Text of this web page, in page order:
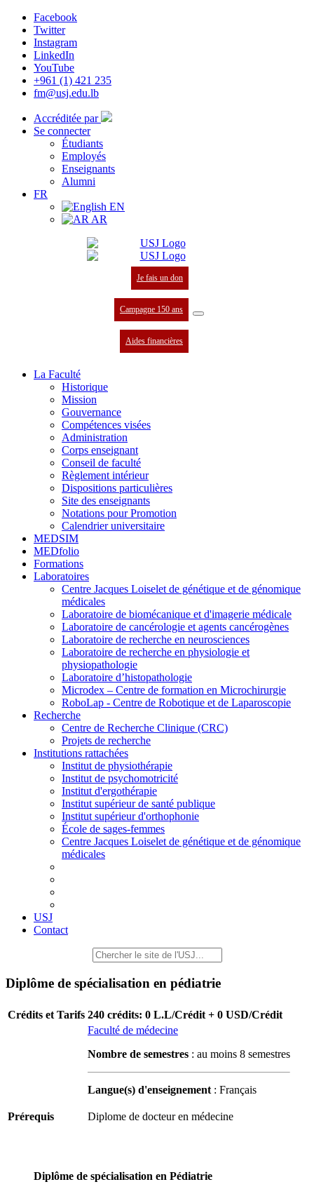
Facebook
Twitter
Instagram
LinkedIn
YouTube
+961 (1) 421 235
fm@usj.edu.lb
Accréditée par
Se connecter
Étudiants
Employés
Enseignants
Alumni
FR
EN
AR
Je fais un don
Campagne 150 ans
Aides financières
La Faculté
Historique
Mission
Gouvernance
Compétences visées
Administration
Corps enseignant
Conseil de faculté
Règlement intérieur
Dispositions particulières
Site des enseignants
Notations pour Promotion
Calendrier universitaire
MEDSIM
MEDfolio
Formations
Laboratoires
Centre Jacques Loiselet de génétique et de génomique
médicales
Laboratoire de biomécanique et d'imagerie médicale
Laboratoire de cancérologie et agents cancérogènes
Laboratoire de recherche en neurosciences
Laboratoire de recherche en physiologie et
physiopathologie
Laboratoire d’histopathologie
Microdex – Centre de formation en Microchirurgie
RoboLap - Centre de Robotique et de Laparoscopie
Recherche
Centre de Recherche Clinique (CRC)
Projets de recherche
Institutions rattachées
Institut de physiothérapie
Institut de psychomotricité
Institut d'ergothérapie
Institut supérieur de santé publique
Institut supérieur d'orthophonie
École de sages-femmes
Centre Jacques Loiselet de génétique et de génomique
médicales
USJ
Contact
Diplôme de spécialisation en pédiatrie
Crédits et Tarifs 240 crédits: 0 L.L/Crédit + 0 USD/Crédit
Faculté de médecine
Nombre de semestres : au moins 8 semestres
Langue(s) d'enseignement: Français
Prérequis Diplome de docteur en médecine
Diplôme de spécialisation en Pédiatrie